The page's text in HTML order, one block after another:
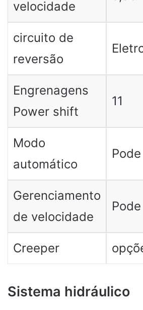
velocidade
circuito de
reversão
Engrenagens
Power shift
11
Modo
automático
Gerenciamento
de velocidade
Creeper
Sistema hidráulico